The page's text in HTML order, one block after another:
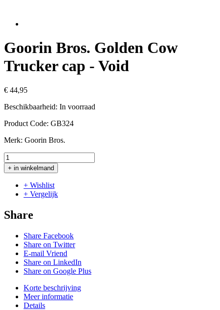
Goorin Bros. Golden Cow
Trucker cap - Void
€ 44,95
Beschikbaarheid: In voorraad
Product Code: GB324
Merk: Goorin Bros.
+ in winkelmand
+ Wishlist
+ Vergelijk
Share
Share Facebook
Share on Twitter
E-mail Vriend
Share on LinkedIn
Share on Google Plus
Korte beschrijving
Meer informatie
Details